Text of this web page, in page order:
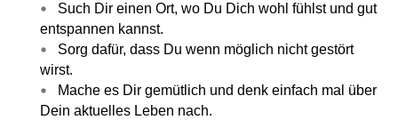
Such Dir einen Ort, wo Du Dich wohl fühlst und gut
entspannen kannst.
Sorg dafür, dass Du wenn möglich nicht gestört
wirst.
Mache es Dir gemütlich und denk einfach mal über
Dein aktuelles Leben nach.